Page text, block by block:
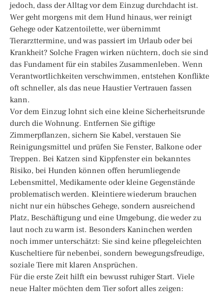
jedoch, dass der Alltag vor dem Einzug durchdacht ist.
Wer geht morgens mit dem Hund hinaus, wer reinigt
Gehege oder Katzentoilette, wer übernimmt
Tierarzttermine, und was passiert im Urlaub oder bei
Krankheit? Solche Fragen wirken nüchtern, doch sie sind
das Fundament für ein stabiles Zusammenleben. Wenn
Verantwortlichkeiten verschwimmen, entstehen Konflikte
oft schneller, als das neue Haustier Vertrauen fassen
kann.
Vor dem Einzug lohnt sich eine kleine Sicherheitsrunde
durch die Wohnung. Entfernen Sie giftige
Zimmerpflanzen, sichern Sie Kabel, verstauen Sie
Reinigungsmittel und prüfen Sie Fenster, Balkone oder
Treppen. Bei Katzen sind Kippfenster ein bekanntes
Risiko, bei Hunden können offen herumliegende
Lebensmittel, Medikamente oder kleine Gegenstände
problematisch werden. Kleintiere wiederum brauchen
nicht nur ein hübsches Gehege, sondern ausreichend
Platz, Beschäftigung und eine Umgebung, die weder zu
laut noch zu warm ist. Besonders Kaninchen werden
noch immer unterschätzt: Sie sind keine pflegeleichten
Kuscheltiere für nebenbei, sondern bewegungsfreudige,
soziale Tiere mit klaren Ansprüchen.
Für die erste Zeit hilft ein bewusst ruhiger Start. Viele
neue Halter möchten dem Tier sofort alles zeigen: